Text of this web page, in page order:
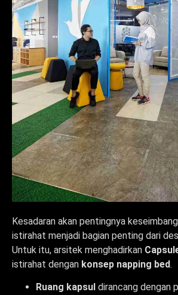
Kesadaran akan pentingnya
istirahat menjadi bagian penting dari
Untuk itu, arsitek menghadirkan
istirahat dengan konsep napping bed.
Ruang kapsul dirancang dengan